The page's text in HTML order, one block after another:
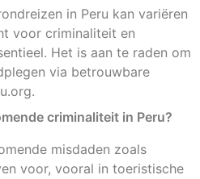
in Peru kan variëren
voor criminaliteit en
Het is aan te raden om
via betrouwbare
criminaliteit in Peru?
misdaden zoals
voor, vooral in toeristische